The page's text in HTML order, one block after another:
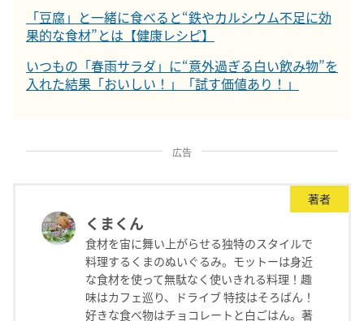
「豆腐」と一緒に食べると“鉄やカルシウム不足に効
果的な食材”とは【健康レシピ】
いつもの「春雨サラダ」に“意外過ぎる白い飲み物”を
入れた結果「おいしい！」「試す価値あり！」
広告
著者
くまくん
食材を宙に舞い上がらせる独特のスタイルで
料理するくまのぬいぐるみ。モットーは身近
な食材を使って無駄なく使いきれる料理！趣
味はカフェ巡り、ドライブ 特技はそろばん！
好きな食べ物はチョコレートと白ごはん。著